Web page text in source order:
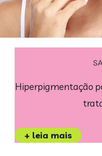
Hiperpigmentação
+ leia mais